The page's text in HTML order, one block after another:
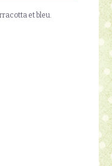
et bleu.